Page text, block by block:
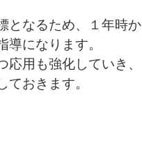
となるため、１年時か
になります。
用も強化していき、
おきます。